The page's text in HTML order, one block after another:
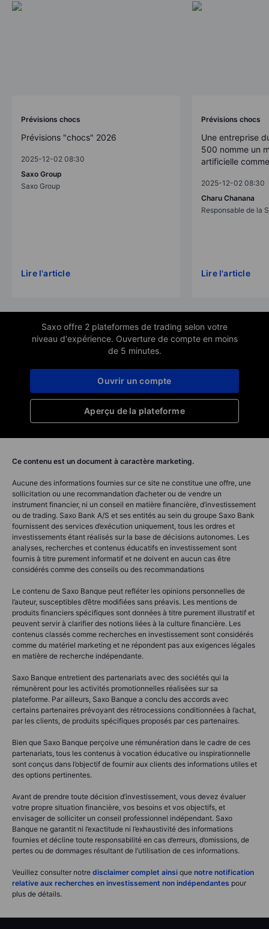
Prévisions chocs
Prévisions "chocs" 2026
2025-12-02 08:30
Saxo Group
Saxo Group
Lire l'article
Prévisions chocs
Une entreprise
500 nomme un
artificielle
2025-12-02 08:30
Charu Chanana
Responsable de la
Lire l'article
Saxo offre 2 plateformes de trading selon votre
niveau d'expérience. Ouverture de compte en moins
de 5 minutes.
Aperçu de la plateforme
Ouvrir un compte
Ce contenu est un document à caractère marketing.
Aucune des informations fournies sur ce site ne constitue une offre, une
sollicitation ou une recommandation d’acheter ou de vendre un
instrument financier, ni un conseil en matière financière, d’investissement
ou de trading. Saxo Bank A/S et ses entités au sein du groupe Saxo Bank
fournissent des services d’exécution uniquement, tous les ordres et
investissements étant réalisés sur la base de décisions autonomes. Les
analyses, recherches et contenus éducatifs en investissement sont
fournis à titre purement informatif et ne doivent en aucun cas être
considérés comme des conseils ou des recommandations
Le contenu de Saxo Banque peut refléter les opinions personnelles de
l’auteur, susceptibles d’être modifiées sans préavis. Les mentions de
produits financiers spécifiques sont données à titre purement illustratif et
peuvent servir à clarifier des notions liées à la culture financière. Les
contenus classés comme recherches en investissement sont considérés
comme du matériel marketing et ne répondent pas aux exigences légales
en matière de recherche indépendante.
Saxo Banque entretient des partenariats avec des sociétés qui la
rémunèrent pour les activités promotionnelles réalisées sur sa
plateforme. Par ailleurs, Saxo Banque a conclu des accords avec
certains partenaires prévoyant des rétrocessions conditionnées à l’achat,
par les clients, de produits spécifiques proposés par ces partenaires.
Bien que Saxo Banque perçoive une rémunération dans le cadre de ces
partenariats, tous les contenus à vocation éducative ou inspirationnelle
sont conçus dans l’objectif de fournir aux clients des informations utiles et
des options pertinentes.
Avant de prendre toute décision d’investissement, vous devez évaluer
votre propre situation financière, vos besoins et vos objectifs, et
envisager de solliciter un conseil professionnel indépendant. Saxo
Banque ne garantit ni l’exactitude ni l’exhaustivité des informations
fournies et décline toute responsabilité en cas d’erreurs, d’omissions, de
pertes ou de dommages résultant de l’utilisation de ces informations.
Veuillez consulter notre disclaimer complet ainsi que notre notification
relative aux recherches en investissement non indépendantes pour
plus de détails.